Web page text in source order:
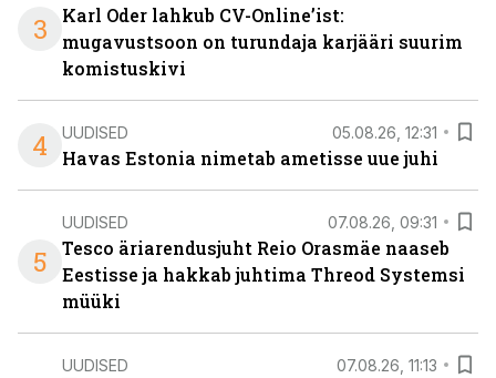
3
Karl Oder lahkub CV-Online’ist:
mugavustsoon on turundaja karjääri suurim
komistuskivi
4 UUDISED 05.08.26, 12:31
Havas Estonia nimetab ametisse uue juhi
5
UUDISED 07.08.26, 09:31
Tesco äriarendusjuht Reio Orasmäe naaseb
Eestisse ja hakkab juhtima Threod Systemsi
müüki
UUDISED 07.08.26, 11:13